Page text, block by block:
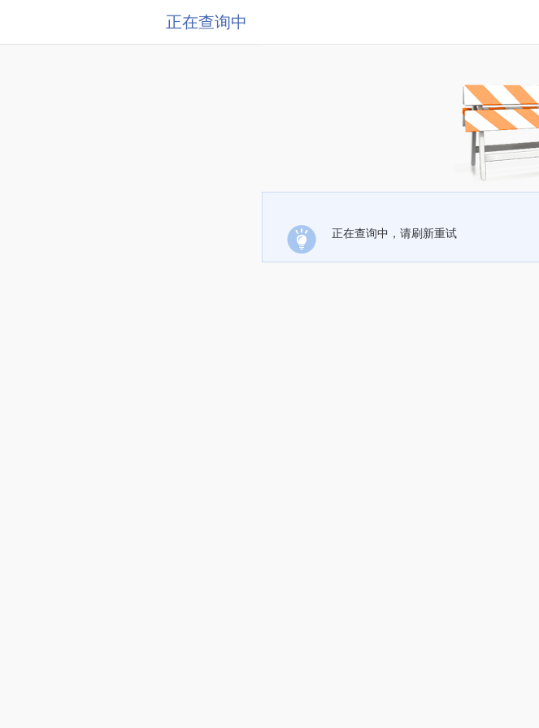
正在查询中
正在查询中，请刷新重试